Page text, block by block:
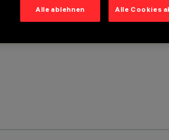
Alle ablehnen Alle Cookies